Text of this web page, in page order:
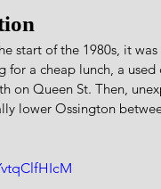
start of the 1980s, it
a cheap lunch, a
on Queen St. Then,
lower Ossington